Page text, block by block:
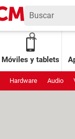
Móviles y tablets
Hardware Audio